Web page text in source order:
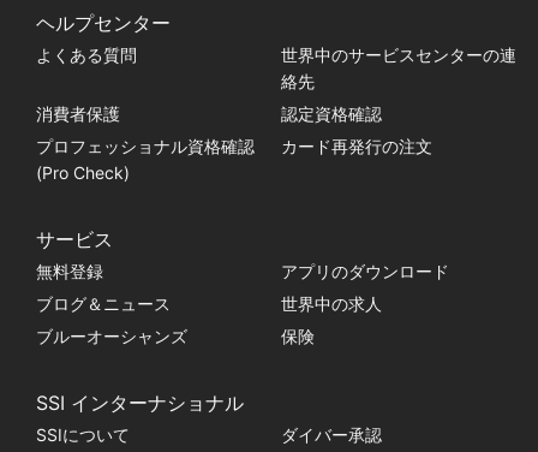
ヘルプセンター
よくある質問
世界中のサービスセンターの連
絡先
消費者保護
認定資格確認
プロフェッショナル資格確認
(Pro Check)
カード再発行の注文
サービス
無料登録
アプリのダウンロード
ブログ＆ニュース
世界中の求人
ブルーオーシャンズ
保険
SSI インターナショナル
SSIについて
ダイバー承認